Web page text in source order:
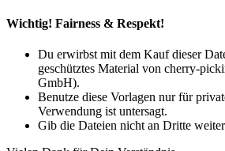
Wichtig! Fairness & Respekt!
Du erwirbst mit dem Kauf dieser
geschütztes Material von cherry-
GmbH).
Benutze diese Vorlagen nur für
Verwendung ist untersagt.
Gib die Dateien nicht an Dritte